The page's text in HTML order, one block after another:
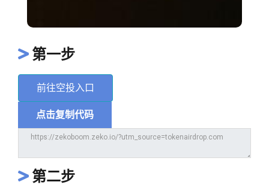
第一步
前往空投入口
点击复制代码
第二步